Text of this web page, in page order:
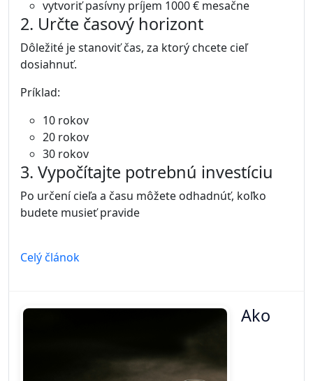
vytvoriť pasívny príjem 1000 € mesačne
2. Určte časový horizont
Dôležité je stanoviť čas, za ktorý chcete cieľ
dosiahnuť.
Príklad:
10 rokov
20 rokov
30 rokov
3. Vypočítajte potrebnú investíciu
Po určení cieľa a času môžete odhadnúť, koľko
budete musieť pravide
Celý článok
Ako